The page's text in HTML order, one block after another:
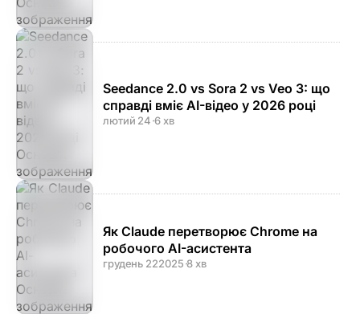
Seedance 2.0 vs Sora 2 vs Veo 3: що
справді вміє AI-відео у 2026 році
лютий 24·6 хв
Як Claude перетворює Chrome на
робочого AI-асистента
грудень 222025·8 хв